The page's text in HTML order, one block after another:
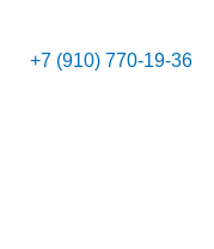
+7 (910) 770-19-36